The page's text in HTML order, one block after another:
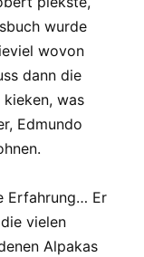
wurde
wovon
dann die
was
Edmundo
Erfahrung… Er
vielen
Alpakas